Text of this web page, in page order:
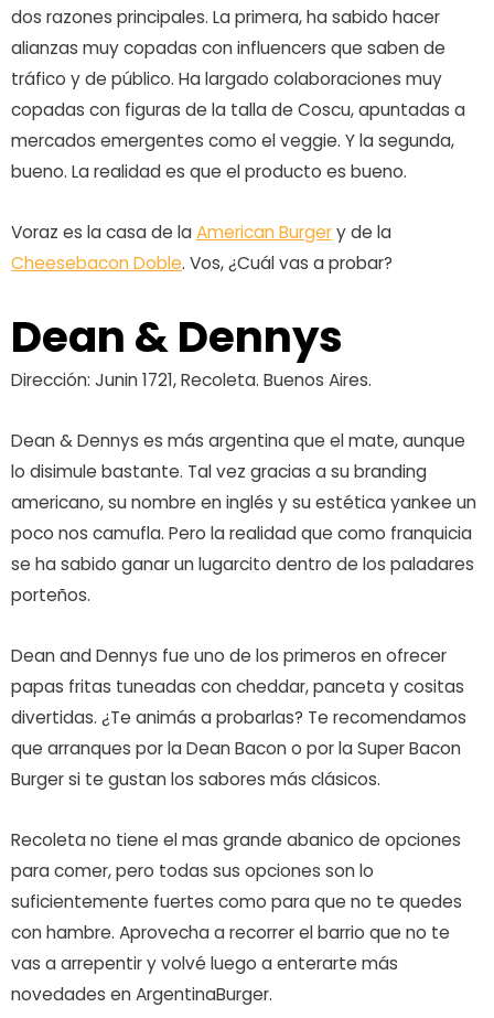
dos razones principales. La primera, ha sabido hacer
alianzas muy copadas con influencers que saben de
tráfico y de público. Ha largado colaboraciones muy
copadas con figuras de la talla de Coscu, apuntadas a
mercados emergentes como el veggie. Y la segunda,
bueno. La realidad es que el producto es bueno.
Voraz es la casa de laAmerican Burgery de la
Cheesebacon Doble. Vos, ¿Cuál vas a probar?
Dean & Dennys
Dirección: Junin 1721, Recoleta. Buenos Aires.
Dean & Dennys es más argentina que el mate, aunque
lo disimule bastante. Tal vez gracias a su branding
americano, su nombre en inglés y su estética yankee un
poco nos camufla. Pero la realidad que como franquicia
se ha sabido ganar un lugarcito dentro de los paladares
porteños.
Dean and Dennys fue uno de los primeros en ofrecer
papas fritas tuneadas con cheddar, panceta y cositas
divertidas. ¿Te animás a probarlas? Te recomendamos
que arranques por la Dean Bacon o por la Super Bacon
Burger si te gustan los sabores más clásicos.
Recoleta no tiene el mas grande abanico de opciones
para comer, pero todas sus opciones son lo
suficientemente fuertes como para que no te quedes
con hambre. Aprovecha a recorrer el barrio que no te
vas a arrepentir y volvé luego a enterarte más
novedades en ArgentinaBurger.